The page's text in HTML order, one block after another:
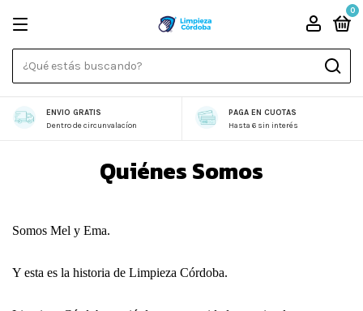
0
ENVIO GRATIS
Dentro de circunvalacíon
PAGA EN CUOTAS
Hasta 6 sin interés
Quiénes Somos
Somos Mel y Ema.
Y esta es la historia de Limpieza Córdoba.